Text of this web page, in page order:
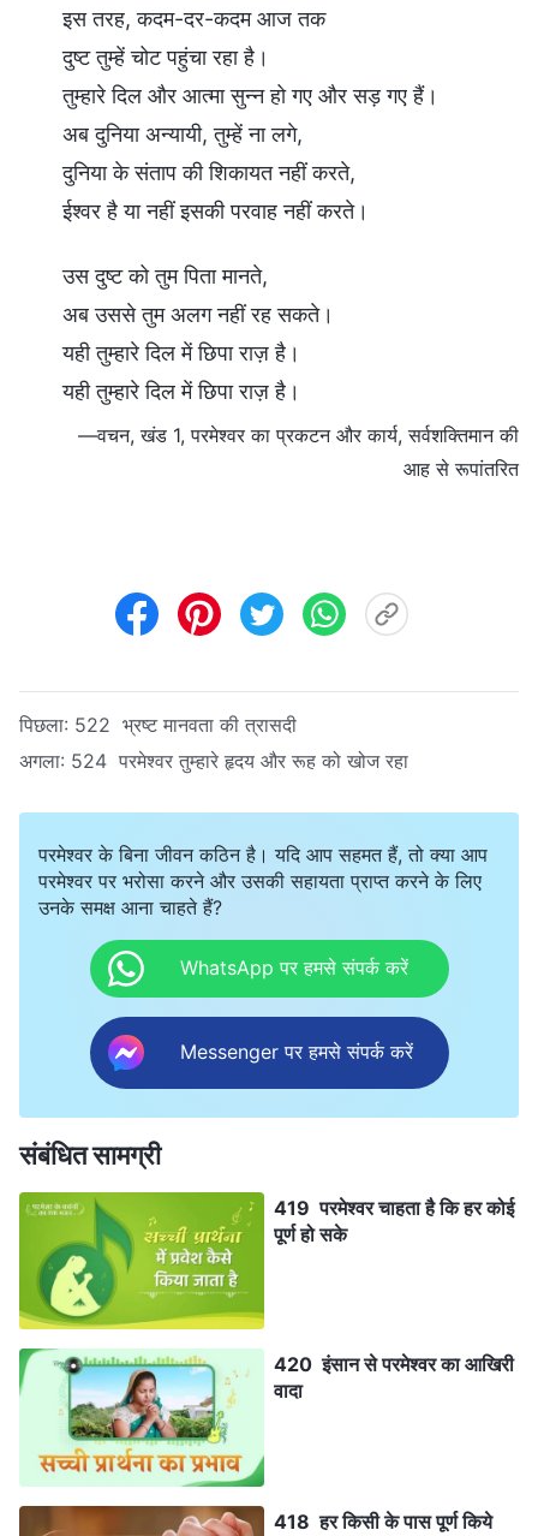
इस तरह, कदम-दर-कदम आज तक
दुष्ट तुम्हें चोट पहुंचा रहा है।
तुम्हारे दिल और आत्मा सुन्न हो गए और सड़ गए हैं।
अब दुनिया अन्यायी, तुम्हें ना लगे,
दुनिया के संताप की शिकायत नहीं करते,
ईश्वर है या नहीं इसकी परवाह नहीं करते।
उस दुष्ट को तुम पिता मानते,
अब उससे तुम अलग नहीं रह सकते।
यही तुम्हारे दिल में छिपा राज़ है।
यही तुम्हारे दिल में छिपा राज़ है।
—वचन, खंड 1, परमेश्वर का प्रकटन और कार्य, सर्वशक्तिमान की
आह से रूपांतरित
पिछला: 522 भ्रष्ट मानवता की त्रासदी
अगला: 524 परमेश्वर तुम्हारे हृदय और रूह को खोज रहा
परमेश्वर के बिना जीवन कठिन है। यदि आप सहमत हैं, तो क्या आप
परमेश्वर पर भरोसा करने और उसकी सहायता प्राप्त करने के लिए
उनके समक्ष आना चाहते हैं?
WhatsApp पर हमसे संपर्क करें
Messenger पर हमसे संपर्क करें
संबंधित सामग्री
419 परमेश्वर चाहता है कि हर कोई
पूर्ण हो सके
420 इंसान से परमेश्वर का आखिरी
वादा
418 हर किसी के पास पूर्ण किये